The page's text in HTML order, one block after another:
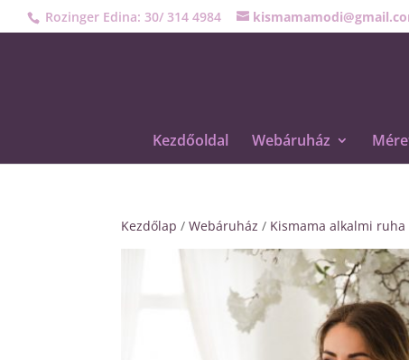
Rozinger Edina: 30/ 314 4984
Kezdőoldal Webáruház
Kezdőlap /Webáruház / Kismama alkalmi ruha